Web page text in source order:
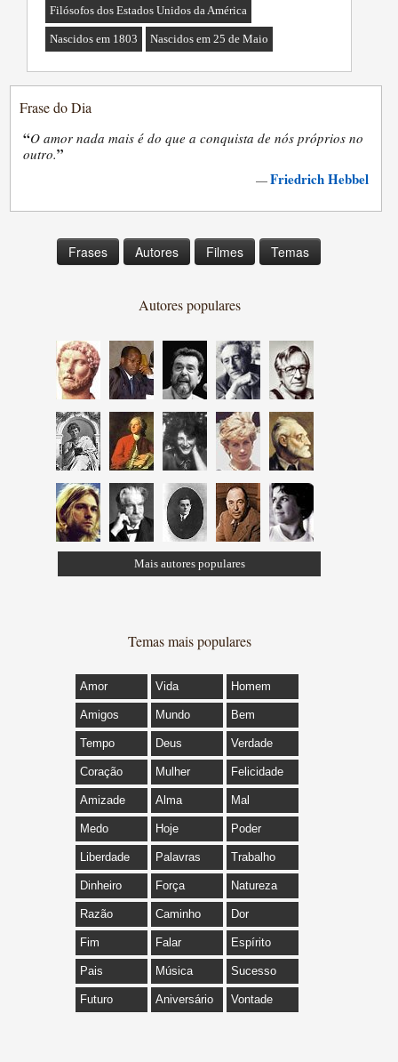
Filósofos dos Estados Unidos da América
Nascidos em 1803 Nascidos em 25 de Maio
Frase do Dia
“O amor nada mais é do que a conquista de nós próprios no
outro.”
—Friedrich Hebbel
Frases Autores Filmes Temas
Autores populares
Mais autores populares
Temas mais populares
Amor Vida Homem
Amigos Mundo Bem
Tempo Deus Verdade
Coração Mulher Felicidade
Amizade Alma Mal
Medo Hoje Poder
Liberdade Palavras Trabalho
Dinheiro Força Natureza
Razão Caminho Dor
Fim Falar Espírito
Pais Música Sucesso
Futuro Aniversário Vontade